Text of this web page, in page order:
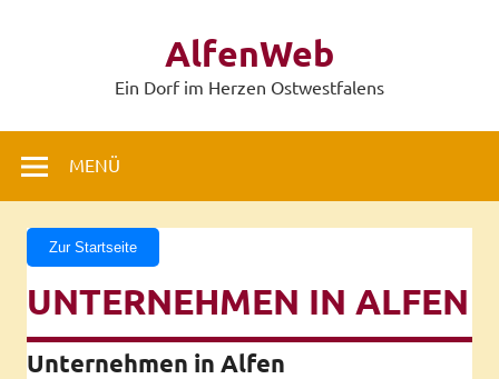
AlfenWeb
Ein Dorf im Herzen Ostwestfalens
MENÜ
Zur Startseite
UNTERNEHMEN IN ALFEN
Unternehmen in Alfen